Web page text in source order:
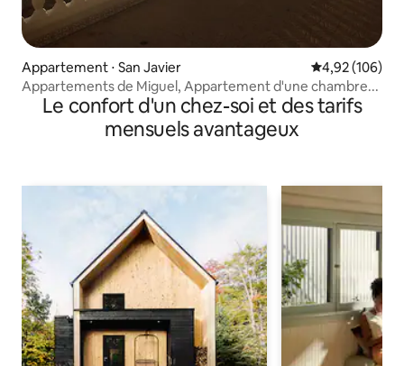
Appartement ⋅ San Javier Évaluation
4,92 (106)
Appartements de Miguel, Appartement d'une chambre...
Le confort d'un chez-soi et des tarifs
mensuels avantageux